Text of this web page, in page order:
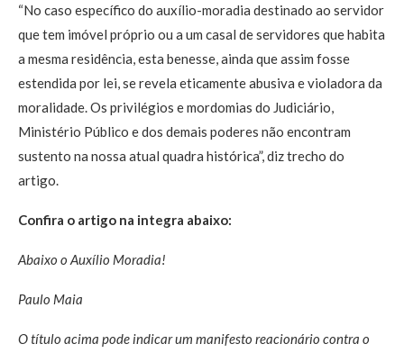
“No caso específico do auxílio-moradia destinado ao servidor
que tem imóvel próprio ou a um casal de servidores que habita
a mesma residência, esta benesse, ainda que assim fosse
estendida por lei, se revela eticamente abusiva e violadora da
moralidade. Os privilégios e mordomias do Judiciário,
Ministério Público e dos demais poderes não encontram
sustento na nossa atual quadra histórica”, diz trecho do
artigo.
Confira o artigo na integra abaixo:
Abaixo o Auxílio Moradia!
Paulo Maia
O título acima pode indicar um manifesto reacionário contra o